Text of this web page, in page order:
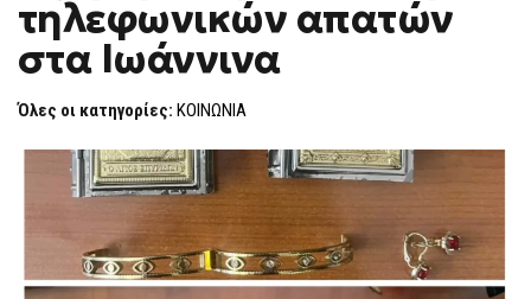
ΑΠΑΤΏΝ
ΣΤΑ
ΙΩΆΝΝΙΝΑ
τηλεφωνικών απατών
στα Ιωάννινα
Όλες οι κατηγορίες: ΚΟΙΝΩΝΙΑ